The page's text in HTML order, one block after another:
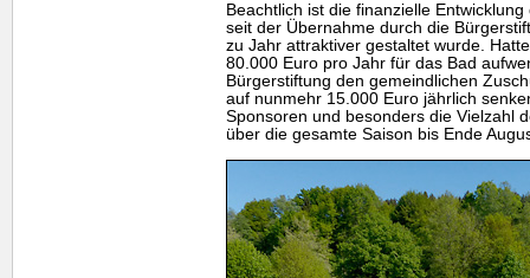
Beachtlich ist die finanzielle
seit der Übernahme durch die
zu Jahr attraktiver gestaltet wurde.
80.000 Euro pro Jahr für das Bad
Bürgerstiftung den gemeindlichen
auf nunmehr 15.000 Euro jährlich
Sponsoren und besonders die Vielzahl
über die gesamte Saison bis Ende